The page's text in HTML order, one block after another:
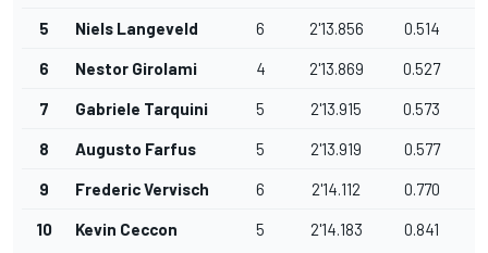
5 Niels Langeveld 6 2'13.856 0.514
6 Nestor Girolami 4 2'13.869 0.527
7 Gabriele Tarquini 5 2'13.915 0.573
8 Augusto Farfus 5 2'13.919 0.577
9 Frederic Vervisch 6 2'14.112 0.770
10 Kevin Ceccon 5 2'14.183 0.841